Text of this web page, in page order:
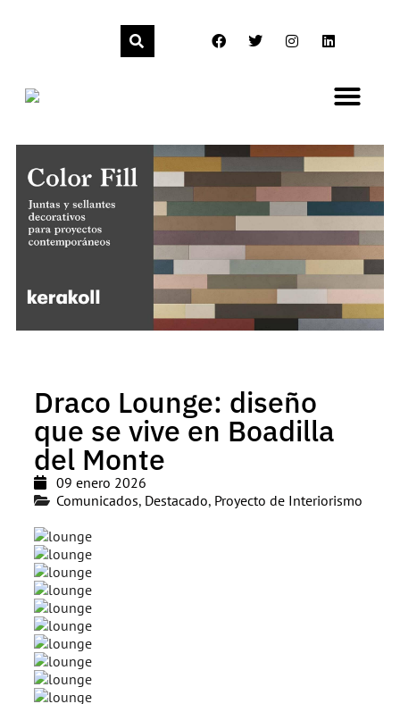
Draco Lounge: diseño
que se vive en Boadilla
del Monte
09 enero 2026
Comunicados, Destacado, Proyecto de Interiorismo